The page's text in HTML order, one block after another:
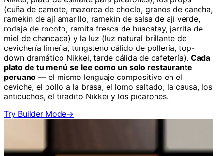
(cuña de camote, mazorca de choclo, granos de cancha,
ramekín de ají amarillo, ramekín de salsa de ají verde,
rodaja de rocoto, ramita fresca de huacatay, jarrita de
miel de chancaca) y la luz (luz natural brillante de
cevichería limeña, tungsteno cálido de pollería, top-
down dramático Nikkei, tarde cálida de cafetería). Cada
plato de tu menú se lee como un solo restaurante
peruano — el mismo lenguaje compositivo en el
ceviche, el pollo a la brasa, el lomo saltado, la causa, los
anticuchos, el tiradito Nikkei y los picarones.
Try Builder Mode→